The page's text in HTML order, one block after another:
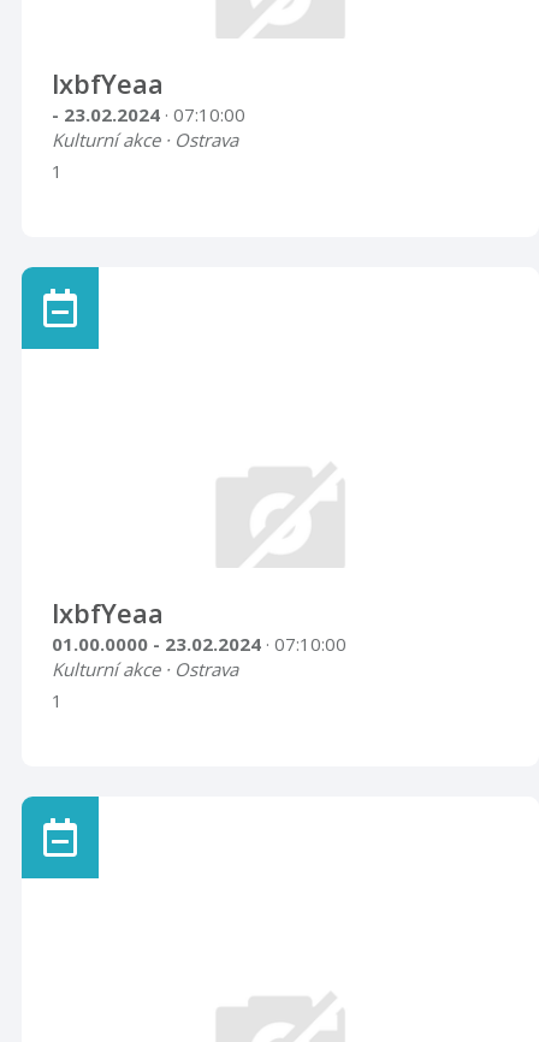
lxbfYeaa
- 23.02.2024 · 07:10:00
Kulturní akce · Ostrava
1
lxbfYeaa
01.00.0000 - 23.02.2024 · 07:10:00
Kulturní akce · Ostrava
1